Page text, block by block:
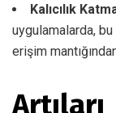
Kalıcılık
uygulamalarda,
erişim
Artıları